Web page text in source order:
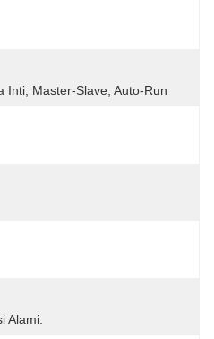
Inti, Master-Slave, Auto-Run
Alami.